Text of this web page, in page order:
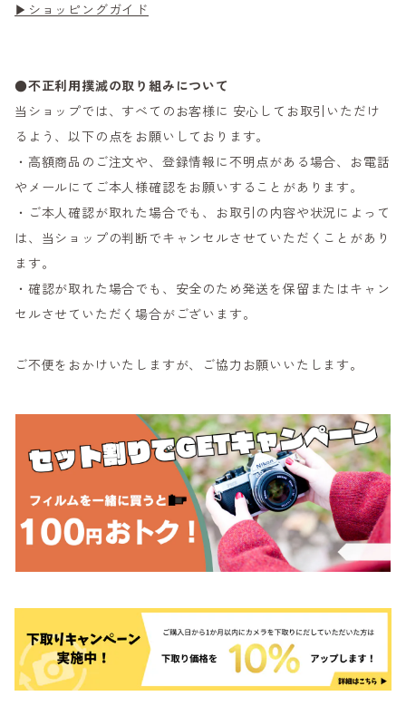
▶ショッピングガイド
●不正利用撲滅の取り組みについて
当ショップでは、すべてのお客様に 安心してお取引いただけ
るよう、以下の点をお願いしております。
・高額商品のご注文や、登録情報に不明点がある場合、お電話
やメールにてご本人様確認をお願いすることがあります。
・ご本人確認が取れた場合でも、お取引の内容や状況によって
は、当ショップの判断でキャンセルさせていただくことがあり
ます。
・確認が取れた場合でも、安全のため発送を保留またはキャン
セルさせていただく場合がございます。
ご不便をおかけいたしますが、ご協力お願いいたします。